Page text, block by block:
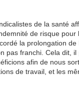
de la santé
de risque
la prolongation
pas franchi. Cela dit, il
afin de nous
de travail, et les